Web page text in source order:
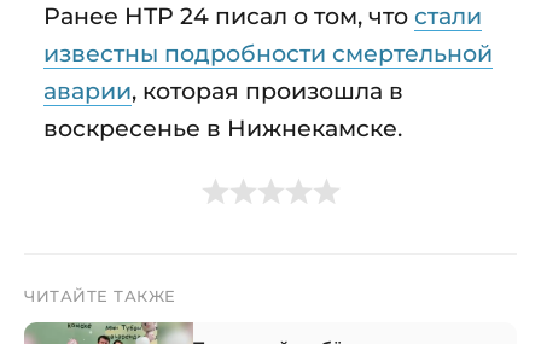
Ранее НТР 24 писал о том, что стали
известны подробности смертельной
аварии, которая произошла в
воскресенье в Нижнекамске.
ЧИТАЙТЕ ТАКЖЕ